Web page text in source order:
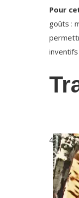
Pour
goûts :
4